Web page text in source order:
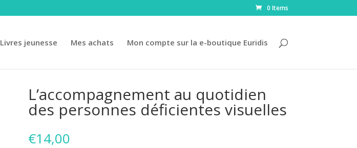
0 Items
Livres jeunesse Mes achats Mon compte sur la e-boutique Euridis
L’accompagnement au quotidien
des personnes déficientes visuelles
€14,00